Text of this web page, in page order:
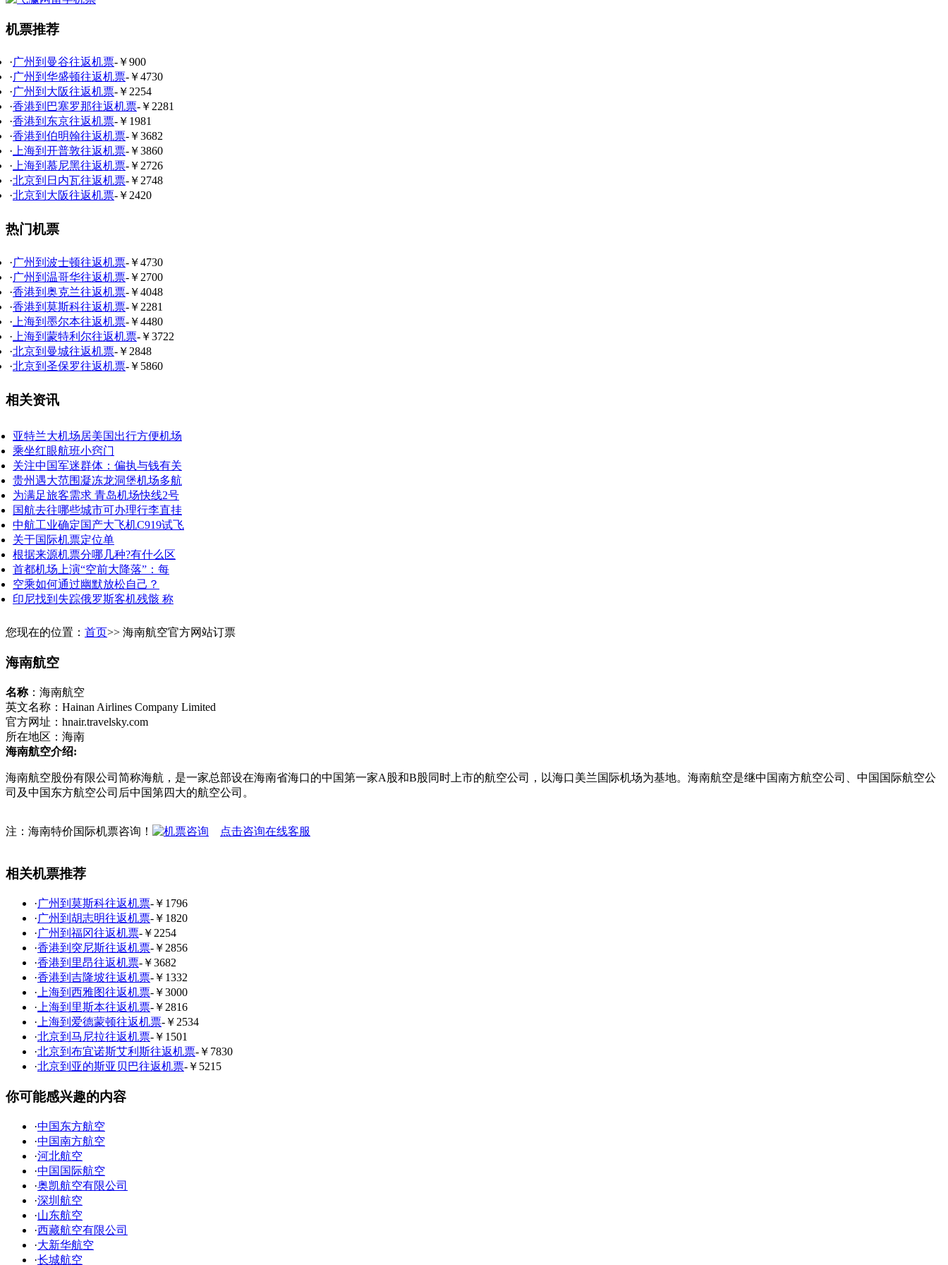
机票推荐
·广州到曼谷往返机票-￥900
·广州到华盛顿往返机票-￥4730
·广州到大阪往返机票-￥2254
·香港到巴塞罗那往返机票-￥2281
·香港到东京往返机票-￥1981
·香港到伯明翰往返机票-￥3682
·上海到开普敦往返机票-￥3860
·上海到慕尼黑往返机票-￥2726
·北京到日内瓦往返机票-￥2748
·北京到大阪往返机票-￥2420
热门机票
·广州到波士顿往返机票-￥4730
·广州到温哥华往返机票-￥2700
·香港到奥克兰往返机票-￥4048
·香港到莫斯科往返机票-￥2281
· 上海到墨尔本往返机票-￥4480
· 上海到蒙特利尔往返机票-￥3722
·北京到曼城往返机票-￥2848
·北京到圣保罗往返机票-￥5860
相关资讯
亚特兰大机场居美国出行方便机场
乘坐红眼航班小窍门
关注中国军迷群体：偏执与钱有关
贵州遇大范围凝冻龙洞堡机场多航
为满足旅客需求 青岛机场快线2号
国航去往哪些城市可办理行李直挂
中航工业确定国产大飞机C919试飞
关于国际机票定位单
根据来源机票分哪几种?有什么区
首都机场上演“空前大降落”：每
空乘如何通过幽默放松自己？
印尼找到失踪俄罗斯客机残骸 称
您现在的位置： 首页>> 海南航空官方网站订票
海南航空
名称：海南航空
英文名称：Hainan Airlines Company Limited
官方网址：hnair.travelsky.com
所在地区：海南
海南航空介绍:
海南航空股份有限公司简称海航，是一家总部设在海南省海口的中国第一家A股和B股同时上市的航空公司，以海口美兰国际机场为基地。海南航空是继中国南方航空公司、中国国际航空公
司及中国东方航空公司后中国第四大的航空公司。
注：海南特价国际机票咨询！ 点击咨询在线客服
相关机票推荐
·广州到莫斯科往返机票-￥1796
·广州到胡志明往返机票-￥1820
·广州到福冈往返机票-￥2254
·香港到突尼斯往返机票-￥2856
·香港到里昂往返机票-￥3682
·香港到吉隆坡往返机票-￥1332
· 上海到西雅图往返机票-￥3000
· 上海到里斯本往返机票-￥2816
· 上海到爱德蒙顿往返机票-￥2534
·北京到马尼拉往返机票-￥1501
·北京到布宜诺斯艾利斯往返机票-￥7830
·北京到亚的斯亚贝巴往返机票-￥5215
你可能感兴趣的内容
·中国东方航空
·中国南方航空
·河北航空
·中国国际航空
·奥凯航空有限公司
·深圳航空
·山东航空
·西藏航空有限公司
·大新华航空
·长城航空